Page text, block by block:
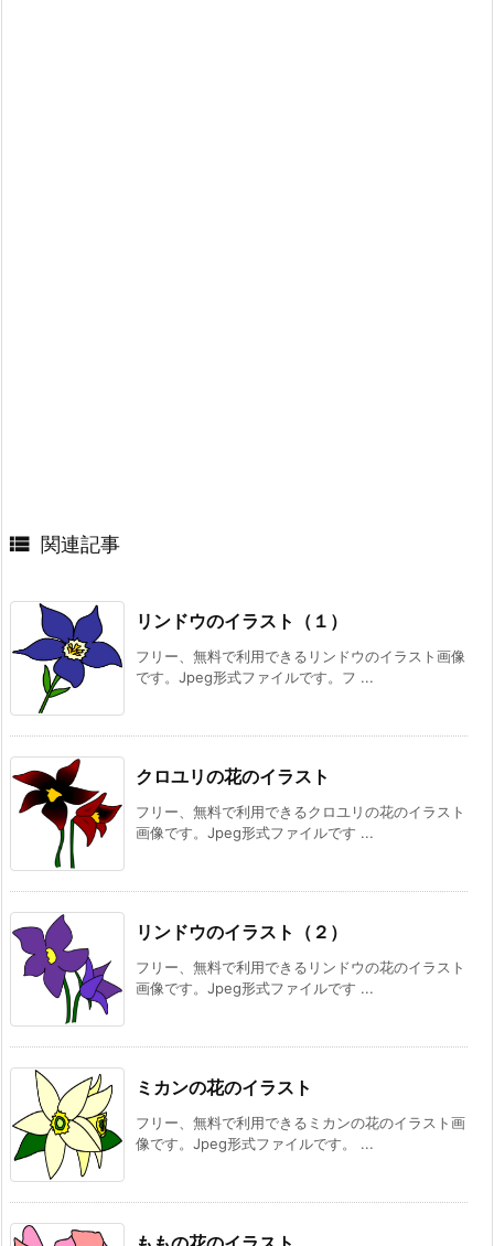
 関連記事
リンドウのイラスト（１）
フリー、無料で利用できるリンドウのイラスト画像
です。Jpeg形式ファイルです。フ ...
クロユリの花のイラスト
フリー、無料で利用できるクロユリの花のイラスト
画像です。Jpeg形式ファイルです ...
リンドウのイラスト（２）
フリー、無料で利用できるリンドウの花のイラスト
画像です。Jpeg形式ファイルです ...
ミカンの花のイラスト
フリー、無料で利用できるミカンの花のイラスト画
像です。Jpeg形式ファイルです。 ...